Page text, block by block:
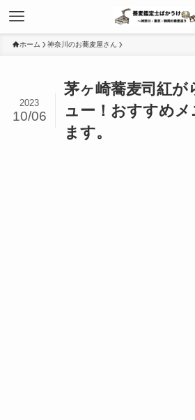
ホーム 神奈川のお蕎麦屋さん
茅ヶ崎蕎麦司紅
ュー！おすすめ
ます。
2023
10/06